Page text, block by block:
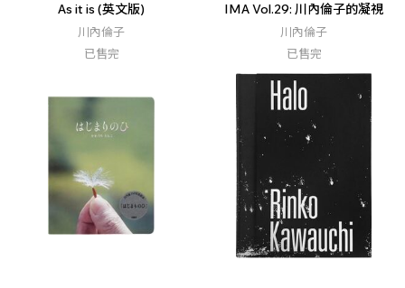
As it is (英文版)
川內倫子
已售完
IMA Vol.29: 川內倫子的凝視
川內倫子
已售完